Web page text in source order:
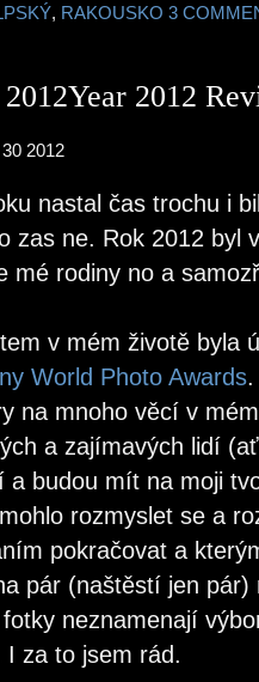
, RAKOUSKO 3
Year 2012
30 2012
nastal čas trochu i
zas ne. Rok 2012 byl
mé rodiny no a
v mém životě byla
World Photo Awards
na mnoho věcí v
a zajímavých lidí
budou mít na moji
rozmyslet se a
pokračovat a
pár (naštěstí jen
neznamenají
za to jsem rád.